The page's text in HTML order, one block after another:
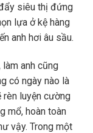
siêu thị đứng
lựa ở kệ hàng
anh hơi âu sầu.
làm anh cũng
có ngày nào là
rèn luyện cường
mổ, hoàn toàn
vậy. Trong một